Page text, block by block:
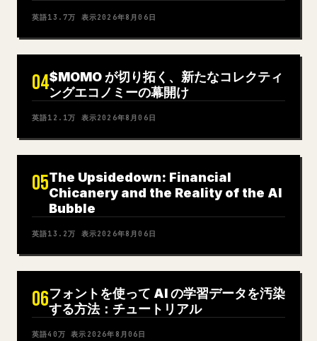
英語13.7万 表示2026年8月06日
04$MOMO が切り拓く、新たなコレクティ
ングエコノミーの幕開け
英語12.1万 表示2026年8月06日
05The Upsidedown: Financial
Chicanery and the Reality of the AI
Bubble
英語13.2万 表示2026年8月06日
06フォントを使って AI の学習データを汚染
する方法：チュートリアル
英語40万 表示 2026年8月06日